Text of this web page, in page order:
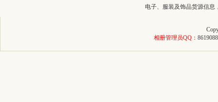
电子、服装及饰品货源信
相册管理员QQ： 8619088